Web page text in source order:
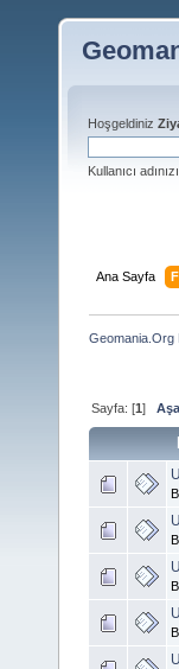
Hoşgeldiniz
Kullanıcı
Ana Sayfa
Geomania.Org
Sayfa: [1]